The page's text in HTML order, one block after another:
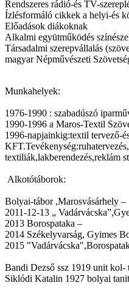
Rendszeres rádió-és TV-
Ízlésformáló cikkek a helyi-és
Előadások diákoknak
Alkalmi együtműködés
Társadalmi szerepvállalás
magyar Népművészeti
Munkahelyek:
1976-1990 : szabadúszó
1990-1996 a Maros-Textil
1996-napjainkig:textil tervező-
textiliák,lakberendezés,reklám
Alkotótáborok:
Bolyai-tábor ,Marosvásárhely –
2011-12-13 „
2013 Borospataka –
2014 Székelyvarság, Gyimes
2015
Bandi Dezső ssz 1919 unit kol-
Siklódi Katalin 1927 bolyai